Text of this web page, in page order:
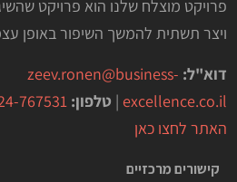
פרויקט מוצלח שלנו הוא פרויקט
ויצר תשתית להמשך השיפור באופן
דוא"ל: zeev.ronen@business-
excellence.co.il
| טלפון: 767531
האתר לחצו כאן
קישורים מרכזיים